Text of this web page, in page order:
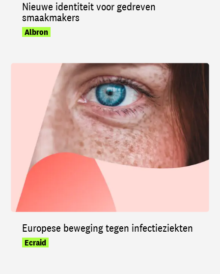
Nieuwe identiteit voor gedreven
smaakmakers
Albron
Europese beweging tegen infectieziekten
Ecraid